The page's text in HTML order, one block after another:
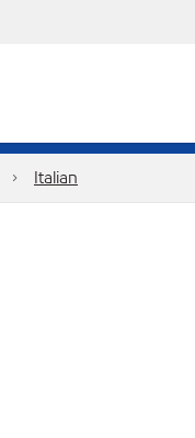
Italian